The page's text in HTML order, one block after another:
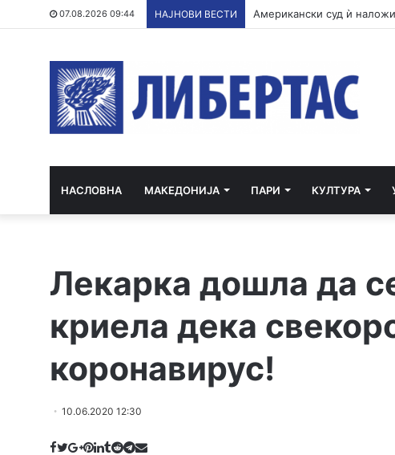
07.08.2026 09:44 НАЈНОВИ ВЕСТИ
НАСЛОВНА МАКЕДОНИЈА ПАРИ КУЛТУРА
Лекарка дошла да
криела дека
коронавирус!
10.06.2020 12:30